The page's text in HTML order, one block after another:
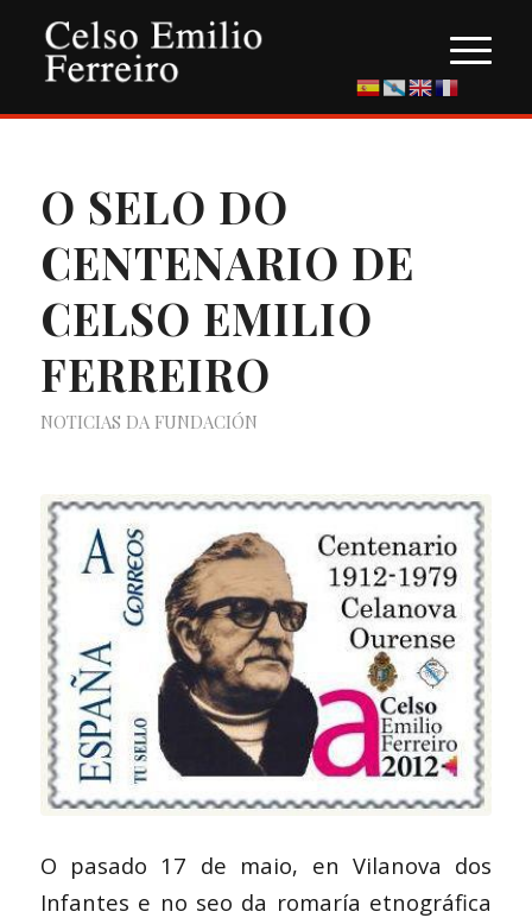
O SELO DO
CENTENARIO DE
CELSO EMILIO
FERREIRO
NOTICIAS DA FUNDACIÓN
O pasado 17 de maio, en Vilanova dos
Infantes e no seo da romaría etnográfica